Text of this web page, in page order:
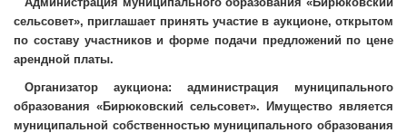
сельсовет», приглашает принять участие в аукционе, открытом
по составу участников и форме подачи предложений по цене
арендной платы.
Организатор аукциона: администрация муниципального
образования «Бирюковский сельсовет». Имущество является
муниципальной собственностью муниципального образования